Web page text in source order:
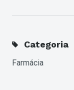
Categoria
Farmácia